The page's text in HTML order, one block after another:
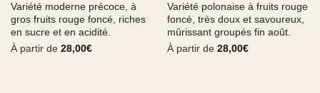
Variété moderne précoce, à
gros fruits rouge foncé, riches
en sucre et en acidité.
À partir de 28,00€
Variété polonaise à fruits rouge
foncé, très doux et savoureux,
mûrissant groupés fin août.
À partir de 28,00€